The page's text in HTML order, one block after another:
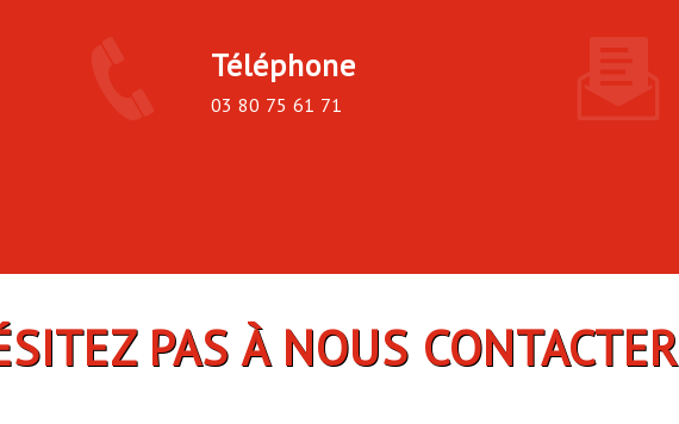
Téléphone
03 80 75 61 71
PAS À NOUS CONTACTER